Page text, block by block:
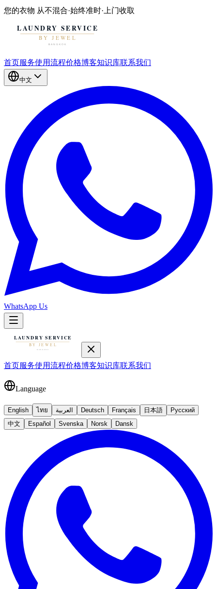
您的衣物 从不混合·始终准时· 上门收取
首页服务使用流程价格博客知识库联系我们
中文
WhatsApp Us
首页服务使用流程价格博客知识库联系我们
Language
English ไทย العربية Deutsch Français 日本語
Русский
中文
Español Svenska Norsk Dansk